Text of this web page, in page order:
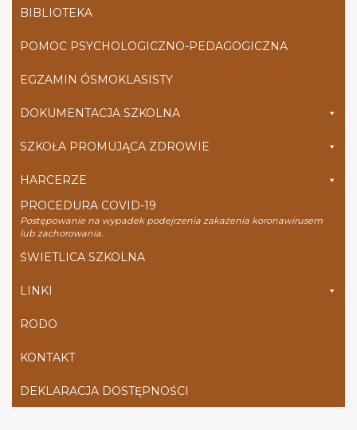
BIBLIOTEKA
POMOC PSYCHOLOGICZNO-PEDAGOGICZNA
EGZAMIN ÓSMOKLASISTY
DOKUMENTACJA SZKOLNA
SZKOŁA PROMUJĄCA ZDROWIE
HARCERZE
PROCEDURA COVID-19
Postępowanie na wypadek podejrzenia zakażenia koronawirusem
lub zachorowania.
ŚWIETLICA SZKOLNA
LINKI
RODO
KONTAKT
DEKLARACJA DOSTĘPNOŚCI